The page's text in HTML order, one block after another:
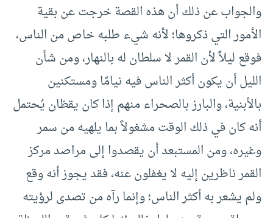
والجواب عن ذلك أن هذه القصة خرجت عن بقية
الأمور التي ذكروها؛ لأنه شيء طلبه خاص من الناس،
فوقع ليلاً لأن القمر لا سلطان له بالنهار، ومن شأن
الليل أن يكون أكثر الناس فيه نيامًا ومستكنين
بالأبنية، والبارز بالصحراء منهم إذا كان يقظان يُحتمل
أنه كان في ذلك الوقت مشغولاً بما يلهيه من سمر
وغيره، ومن المستبعد أن يقصدوا إلى مراصد مركز
القمر ناظرين إليه لا يغفلون عنه، فقد يجوز أنه وقع
ولم يشعر به أكثر الناس؛ وإنما رآه من تصدى لرؤيته